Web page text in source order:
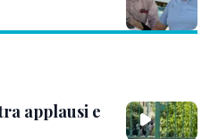
applausi e